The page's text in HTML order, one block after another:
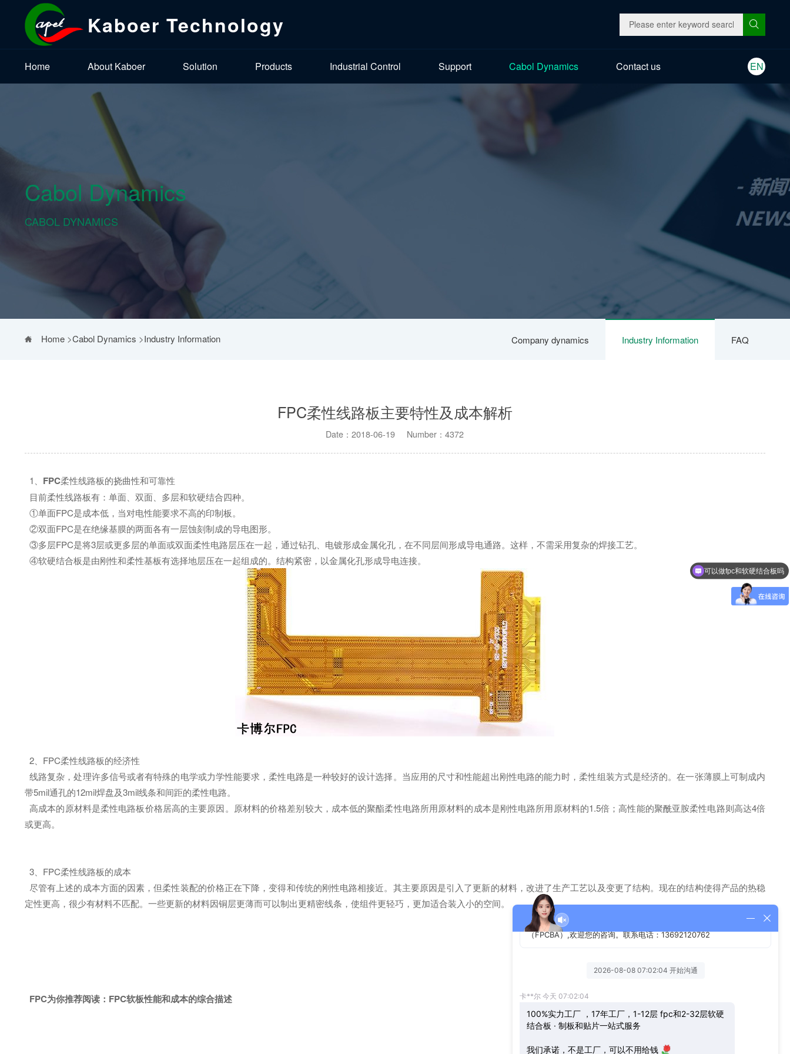
Kaboer Technology
Home About Kaboer Solution Products Industrial Control Support Cabol Dynamics Contact us EN
Cabol Dynamics
CABOL DYNAMICS
Company dynamics Industry Information FAQ
Home>Cabol Dynamics >Industry Information
FPC柔性线路板主要特性及成本解析
Date：2018-06-19 Number：4372
1、 FPC柔性线路板的挠曲性和可靠性
目前柔性线路板有：单面、双面、多层和软硬结合四种。
①单面FPC是成本低，当对电性能要求不高的印制板。
②双面FPC是在绝缘基膜的两面各有一层蚀刻制成的导电图形。
③多层FPC是将3层或更多层的单面或双面柔性电路层压在一起，通过钻孔、电镀形成金属化孔，在不同层间形成导电通路。这样，不需采用复杂的焊接工艺。
④软硬结合板是由刚性和柔性基板有选择地层压在一起组成的。结构紧密，以金属化孔形成导电连接。
2、FPC柔性线路板的经济性
线路复杂，处理许多信号或者有特殊的电学或力学性能要求，柔性电路是一种较好的设计选择。当应用的尺寸和性能超出刚性电路的能力时，柔性组装方式是经济的。在一张薄膜上可制成内
带5mil通孔的12mil焊盘及3mil线条和间距的柔性电路。
高成本的原材料是柔性电路板价格居高的主要原因。原材料的价格差别较大，成本低的聚酯柔性电路所用原材料的成本是刚性电路所用原材料的1.5倍；高性能的聚酰亚胺柔性电路则高达4倍
或更高。
3、FPC柔性线路板的成本
尽管有上述的成本方面的因素，但柔性装配的价格正在下降，变得和传统的刚性电路相接近。其主要原因是引入了更新的材料，改进了生产工艺以及变更了结构。现在的结构使得产品的热稳
定性更高，很少有材料不匹配。一些更新的材料因铜层更薄而可以制出更精密线条，使组件更轻巧，更加适合装入小的空间。
FPC为你推荐阅读： FPC软板性能和成本的综合描述
可以做fpc和软硬结合板吗